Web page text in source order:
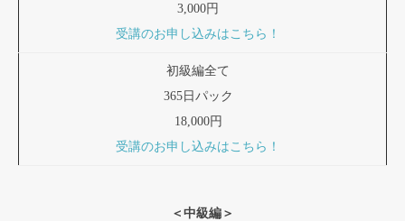
3,000円
受講のお申し込みはこちら！
初級編全て
365日パック
18,000円
受講のお申し込みはこちら！
＜中級編＞